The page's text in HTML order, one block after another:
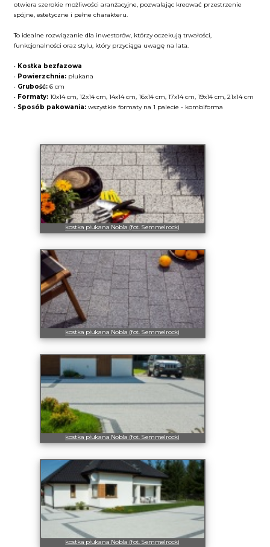
otwiera szerokie możliwości aranżacyjne, pozwalając kreować przestrzenie
spójne, estetyczne i pełne charakteru.
To idealne rozwiązanie dla inwestorów, którzy oczekują trwałości,
funkcjonalności oraz stylu, który przyciąga uwagę na lata.
• Kostka bezfazowa
• Powierzchnia: płukana
• Grubość: 6 cm
• Formaty: 10x14 cm, 12x14 cm, 14x14 cm, 16x14 cm, 17x14 cm, 19x14 cm, 21x14 cm
• Sposób pakowania: wszystkie formaty na 1 palecie - kombiforma
kostka płukana Nobla (fot. Semmelrock)
kostka płukana Nobla (fot. Semmelrock)
kostka płukana Nobla (fot. Semmelrock)
kostka płukana Nobla (fot. Semmelrock)